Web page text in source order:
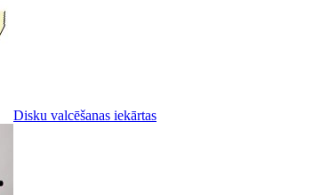
Disku valcēšanas iekārtas